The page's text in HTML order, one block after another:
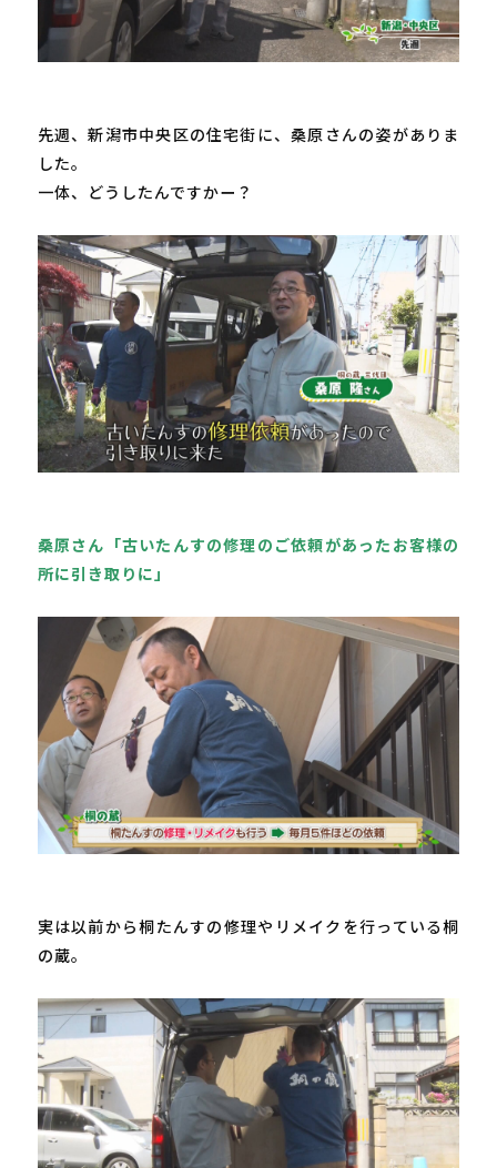
先週、新潟市中央区の住宅街に、桑原さんの姿がありま
した。
一体、どうしたんですかー？
桑原さん「古いたんすの修理のご依頼があったお客様の
所に引き取りに」
実は以前から桐たんすの修理やリメイクを行っている桐
の蔵。